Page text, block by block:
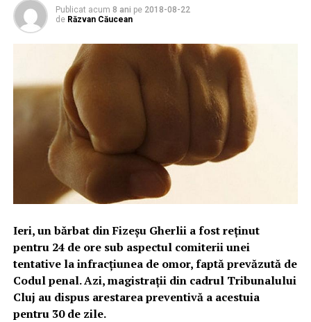
Publicat acum 8 ani pe 2018-08-22
de Răzvan Căucean
Ieri, un bărbat din Fizeșu Gherlii a fost reținut
pentru 24 de ore sub aspectul comiterii unei
tentative la infracțiunea de omor, faptă prevăzută de
Codul penal.Azi, magistrații din cadrul Tribunalului
Cluj au dispus arestarea preventivă a acestuia
pentru 30 de zile.